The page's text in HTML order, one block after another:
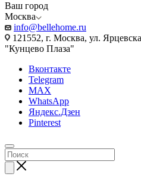
Ваш город
Москва
info@bellehome.ru
121552, г. Москва, ул.
"Кунцево Плаза"
Вконтакте
Telegram
MAX
WhatsApp
Яндекс.Дзен
Pinterest